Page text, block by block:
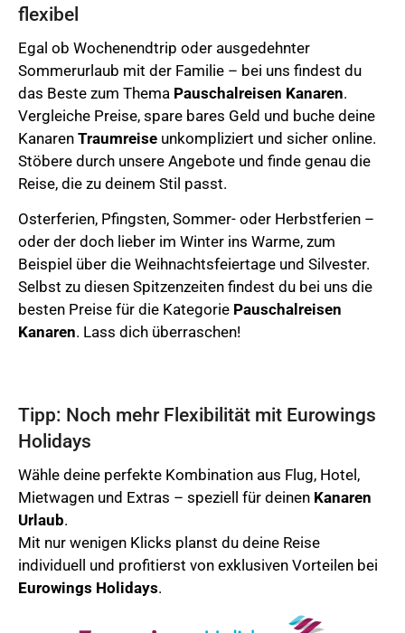
flexibel
Egal ob Wochenendtrip oder ausgedehnter
Sommerurlaub mit der Familie – bei uns findest du
das Beste zum Thema Pauschalreisen Kanaren.
Vergleiche Preise, spare bares Geld und buche deine
Kanaren Traumreise unkompliziert und sicher online.
Stöbere durch unsere Angebote und finde genau die
Reise, die zu deinem Stil passt.
Osterferien, Pfingsten, Sommer- oder Herbstferien –
oder der doch lieber im Winter ins Warme, zum
Beispiel über die Weihnachtsfeiertage und Silvester.
Selbst zu diesen Spitzenzeiten findest du bei uns die
besten Preise für die Kategorie Pauschalreisen
Kanaren. Lass dich überraschen!
Tipp: Noch mehr Flexibilität mit Eurowings
Holidays
Wähle deine perfekte Kombination aus Flug, Hotel,
Mietwagen und Extras – speziell für deinen Kanaren
Urlaub.
Mit nur wenigen Klicks planst du deine Reise
individuell und profitierst von exklusiven Vorteilen bei
Eurowings Holidays.